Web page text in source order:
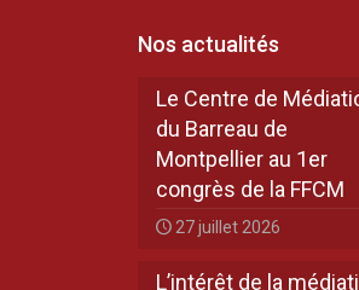
Nos actualités
Le Centre de
du Barreau de
Montpellier au 1er
congrès de la FFCM
27 juillet 2026
L’intérêt de la